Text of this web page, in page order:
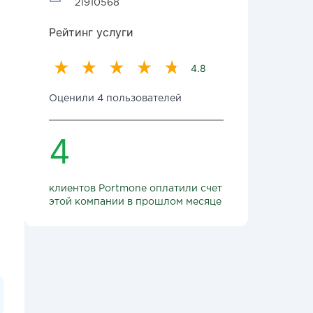
21910568
Рейтинг услуги
4.8
Оценили 4 пользователей
4
клиентов Portmone оплатили счет
этой компании в прошлом месяце